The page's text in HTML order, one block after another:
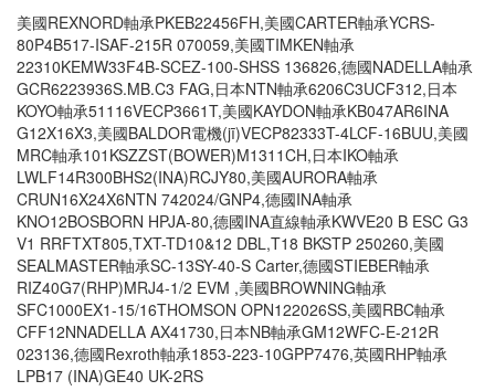
美國REXNORD軸承PKEB22456FH,美國CARTER軸承YCRS-
80P4B517-ISAF-215R 070059,美國TIMKEN軸承
22310KEMW33F4B-SCEZ-100-SHSS 136826,德國NADELLA軸承
GCR6223936S.MB.C3 FAG,日本NTN軸承6206C3UCF312,日本
KOYO軸承51116VECP3661T,美國KAYDON軸承KB047AR6INA
G12X16X3,美國BALDOR電機(jī)VECP82333T-4LCF-16BUU,美國
MRC軸承101KSZZST(BOWER)M1311CH,日本IKO軸承
LWLF14R300BHS2(INA)RCJY80,美國AURORA軸承
CRUN16X24X6NTN 742024/GNP4,德國INA軸承
KNO12BOSBORN HPJA-80,德國INA直線軸承KWVE20 B ESC G3
V1 RRFTXT805,TXT-TD10&12 DBL,T18 BKSTP 250260,美國
SEALMASTER軸承SC-13SY-40-S Carter,德國STIEBER軸承
RIZ40G7(RHP)MRJ4-1/2 EVM ,美國BROWNING軸承
SFC1000EX1-15/16THOMSON OPN122026SS,美國RBC軸承
CFF12NNADELLA AX41730,日本NB軸承GM12WFC-E-212R
023136,德國Rexroth軸承1853-223-10GPP7476,英國RHP軸承
LPB17 (INA)GE40 UK-2RS